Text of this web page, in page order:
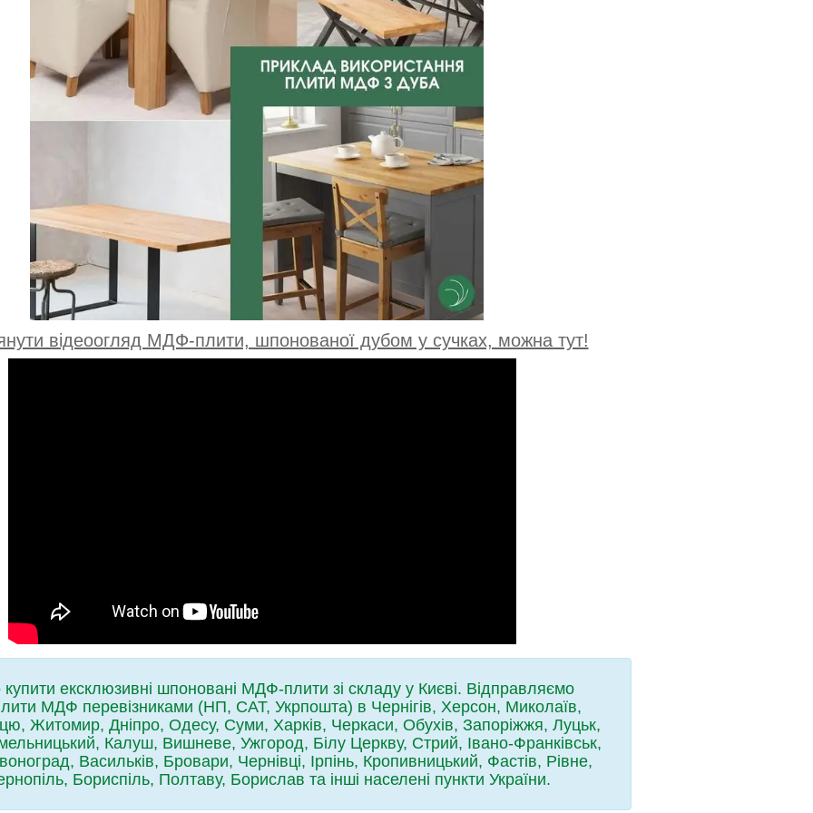
відеоогляд МДФ-плити, шпонованої дубом у сучках, можна тут!
ексклюзивні шпоновані МДФ-плити зі складу у Києві. Відправляємо
МДФ перевізниками (НП, САТ, Укрпошта) в Чернігів, Херсон, Миколаїв,
Житомир, Дніпро, Одесу, Суми, Харків, Черкаси, Обухів, Запоріжжя, Луцьк,
Калуш, Вишневе, Ужгород, Білу Церкву, Стрий, Івано-Франківськ,
Васильків, Бровари, Чернівці, Ірпінь, Кропивницький, Фастів, Рівне,
Бориспіль, Полтаву, Борислав та інші населені пункти України.